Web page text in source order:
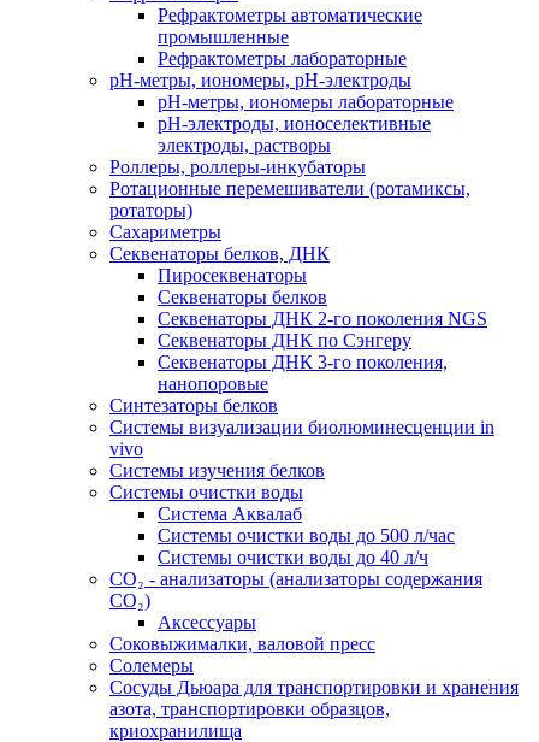
Рефрактометры автоматические
промышленные
Рефрактометры лабораторные
рН-метры, иономеры, рН-электроды
рН-метры, иономеры лабораторные
рН-электроды, ионоселективные
электроды, растворы
Роллеры, роллеры-инкубаторы
Ротационные перемешиватели (ротамиксы,
ротаторы)
Сахариметры
Секвенаторы белков, ДНК
Пиросеквенаторы
Секвенаторы белков
Секвенаторы ДНК 2-го поколения NGS
Секвенаторы ДНК по Сэнгеру
Секвенаторы ДНК 3-го поколения,
нанопоровые
Синтезаторы белков
Системы визуализации биолюминесценции in
vivo
Системы изучения белков
Системы очистки воды
Система Аквалаб
Системы очистки воды до 500 л/час
Системы очистки воды до 40 л/ч
СО₂ - анализаторы (анализаторы содержания
СО₂)
Аксессуары
Соковыжималки, валовой пресс
Солемеры
Сосуды Дьюара для транспортировки и хранения
азота, транспортировки образцов,
криохранилища